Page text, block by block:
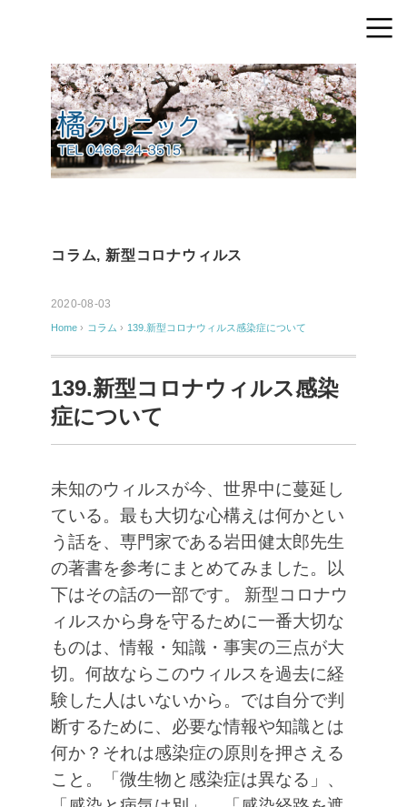
コラム, 新型コロナウィルス
2020-08-03
Home › コラム › 139.新型コロナウィルス感染症について
139.新型コロナウィルス感染
症について
未知のウィルスが今、世界中に蔓延し
ている。最も大切な心構えは何かとい
う話を、専門家である岩田健太郎先生
の著書を参考にまとめてみました。以
下はその話の一部です。
新型コロナウ
ィルスから身を守るために一番大切な
ものは、情報・知識・事実の三点が大
切。何故ならこのウィルスを過去に経
験した人はいないから。では自分で判
断するために、必要な情報や知識とは
何か？それは感染症の原則を押さえる
こと。「微生物と感染症は異なる」、